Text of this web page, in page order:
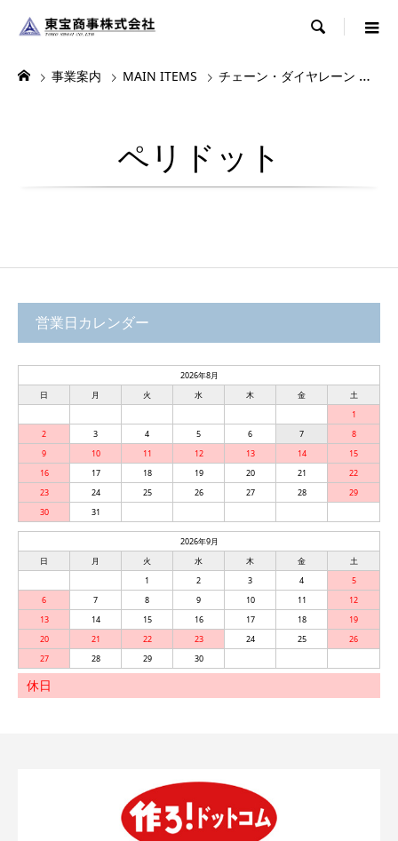

事業案内 MAIN ITEMS チェーン・ダイヤレーン
ペリドット
営業日カレンダー
2026年8月
日
月 火 水 木 金
土
1
2
3 4 5 6 7
8
9
10 11 12 13 14
15
16
17 18 19 20 21
22
23
24 25 26 27 28
29
30
31
2026年9月
日
月 火 水 木 金
土
1
2 3 4
5
6
7 8 9 10 11
12
13
14 15 16 17 18
19
20
21 22 23 24 25
26
27
28 29 30
休日